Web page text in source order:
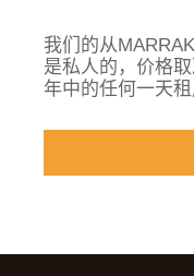
我们的从
是私人的，价格
年中的任何一天租